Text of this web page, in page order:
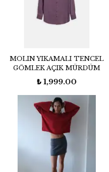
MOLIN YIKAMALI TENCEL
GÖMLEK AÇIK MÜRDÜM
₺ 1,999.00